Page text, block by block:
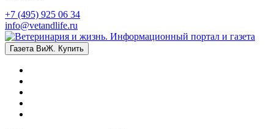
+7 (495) 925 06 34
info@vetandlife.ru
Газета ВиЖ. Купить